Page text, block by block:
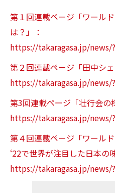
第１回連載ページ「ワール
は？」：
https://takaragasa.jp/news/
第２回連載ページ「田中シ
https://takaragasa.jp/news/
第3回連載ページ「壮行会の
https://takaragasa.jp/news/
第４回連載ページ「ワール
‘22で世界が注目した日本の
https://takaragasa.jp/news/